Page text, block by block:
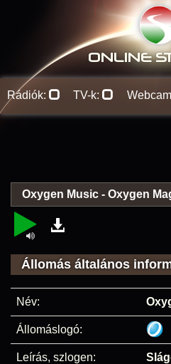
ONLINE S
Rádiók: TV-k:
Oxygen Music - Oxygen
Állomás általános
Név:
Állomáslogó:
Leírás, szlogen: